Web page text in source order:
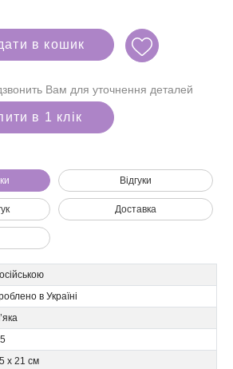
в кошик
Вам для уточнення деталей
в 1 клік
Відгуки
Доставка
в Україні
х 21 см
вам на номер: